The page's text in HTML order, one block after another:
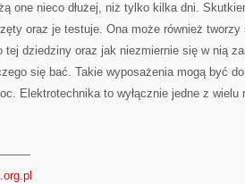
one nieco dłużej, niż tylko kilka dni.
oraz je testuje. Ona może również
tej dziedziny oraz jak niezmiernie się w nią
się bać. Takie wyposażenia mogą być
Elektrotechnika to wyłącznie jedne z wielu